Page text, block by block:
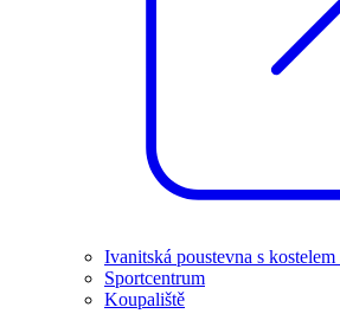
Ivanitská poustevna s
Sportcentrum
Koupaliště